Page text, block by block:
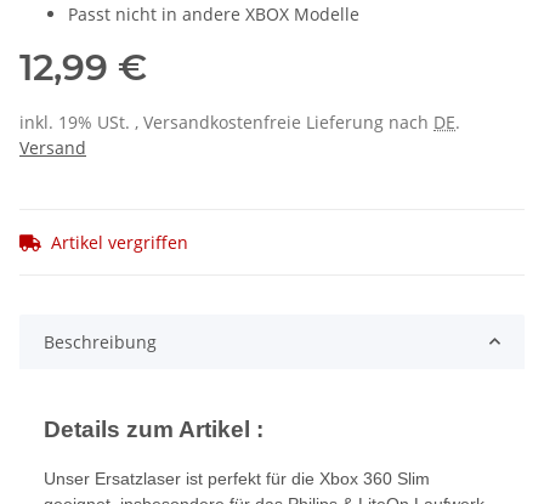
Passt nicht in andere XBOX Modelle
12,99 €
inkl. 19% USt. , Versandkostenfreie Lieferung nach DE.
Versand
Artikel vergriffen
Beschreibung
Details zum Artikel :
Unser Ersatzlaser ist perfekt für die Xbox 360 Slim